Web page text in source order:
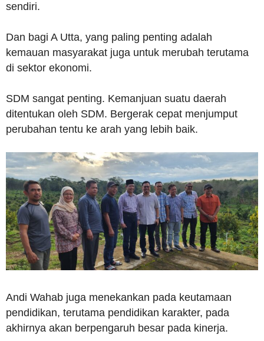
sendiri.
Dan bagi A Utta, yang paling penting adalah
kemauan masyarakat juga untuk merubah terutama
di sektor ekonomi.
SDM sangat penting. Kemanjuan suatu daerah
ditentukan oleh SDM. Bergerak cepat menjumput
perubahan tentu ke arah yang lebih baik.
Andi Wahab juga menekankan pada keutamaan
pendidikan, terutama pendidikan karakter, pada
akhirnya akan berpengaruh besar pada kinerja.